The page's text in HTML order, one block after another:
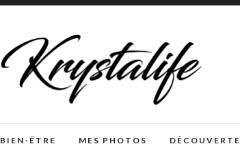
BIEN-ÊTRE MES PHOTOS DÉCOUVERTE